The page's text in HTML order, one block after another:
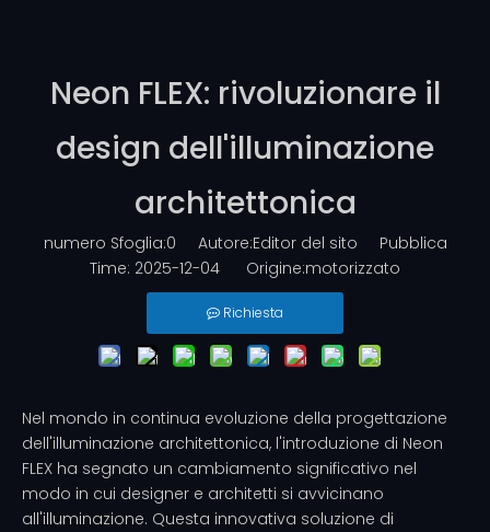
Neon FLEX: rivoluzionare il
design dell'illuminazione
architettonica
numero Sfoglia:0 Autore:Editor del sito Pubblica
Time: 2025-12-04 Origine:motorizzato
Richiesta
Nel mondo in continua evoluzione della progettazione
dell'illuminazione architettonica, l'introduzione di Neon
FLEX ha segnato un cambiamento significativo nel
modo in cui designer e architetti si avvicinano
all'illuminazione. Questa innovativa soluzione di